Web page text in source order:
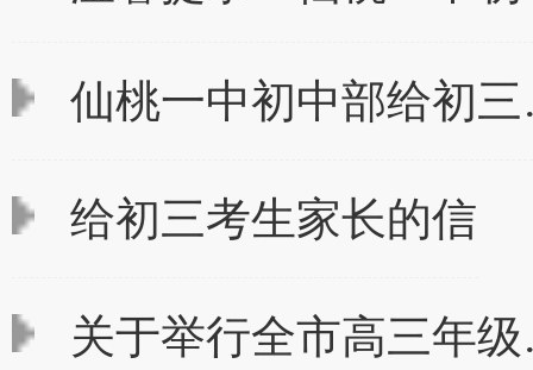
仙桃一中初中部给初
给初三考生家长的信
关于举行全市高三年